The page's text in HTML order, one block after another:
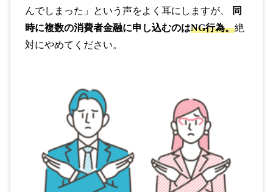
んでしまった」という声をよく耳にしますが、
同
時に複数の消費者金融に申し込むのはNG行為。絶
対にやめてください。